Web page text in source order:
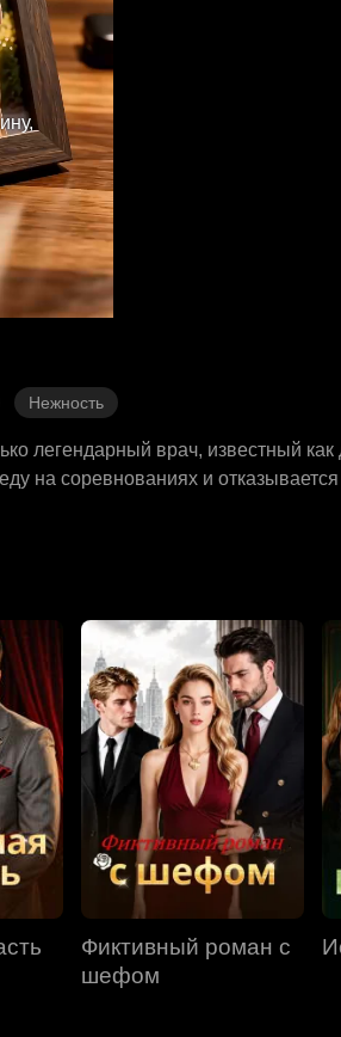
Нежность
легендарный врач, известный как
на соревнованиях и
Фиктивный роман с
шефом